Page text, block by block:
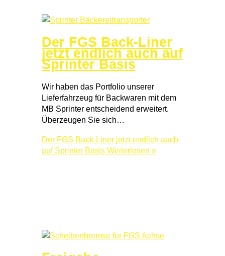
Der FGS Back-Liner
jetzt endlich auch auf
Sprinter Basis
Wir haben das Portfolio unserer
Lieferfahrzeug für Backwaren mit dem
MB Sprinter entscheidend erweitert.
Überzeugen Sie sich…
Der FGS Back-Liner jetzt endlich auch
auf Sprinter BasisWeiterlesen »